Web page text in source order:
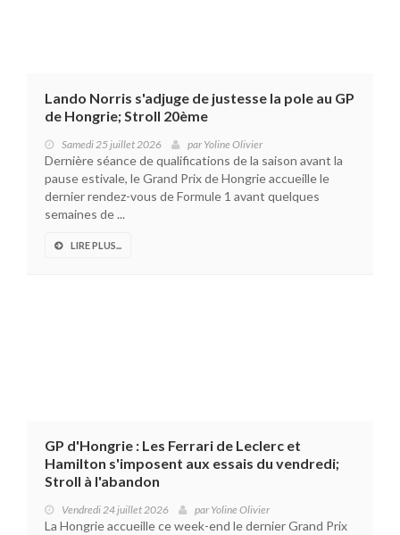
Lando Norris s'adjuge de justesse la pole au GP
de Hongrie; Stroll 20ème
Samedi 25 juillet 2026 par Yoline Olivier
Dernière séance de qualifications de la saison avant la
pause estivale, le Grand Prix de Hongrie accueille le
dernier rendez-vous de Formule 1 avant quelques
semaines de ...
LIRE PLUS...
GP d'Hongrie : Les Ferrari de Leclerc et
Hamilton s'imposent aux essais du vendredi;
Stroll à l'abandon
Vendredi 24 juillet 2026 par Yoline Olivier
La Hongrie accueille ce week-end le dernier Grand Prix